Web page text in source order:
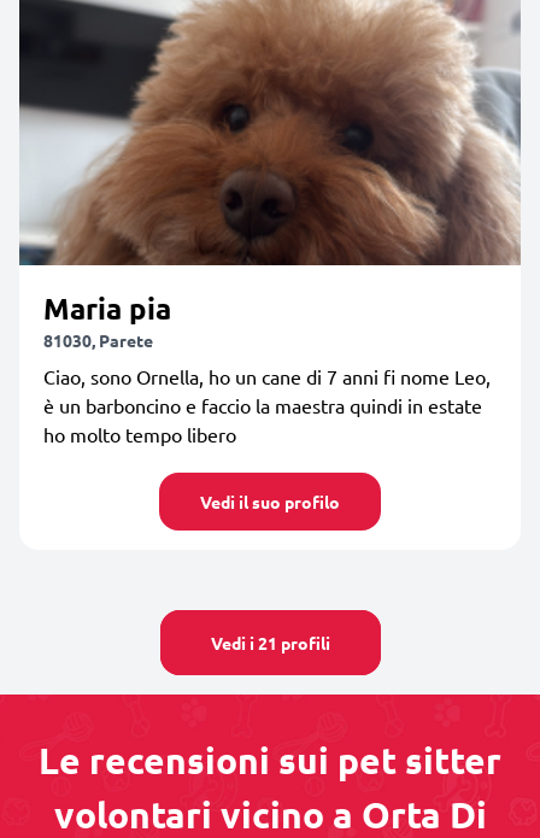
Maria pia
81030, Parete
Ciao, sono Ornella, ho un cane di 7 anni fi nome Leo,
è un barboncino e faccio la maestra quindi in estate
ho molto tempo libero
Vedi il suo profilo
Vedi i 21 profili
Le recensioni sui pet sitter
volontari vicino a Orta Di